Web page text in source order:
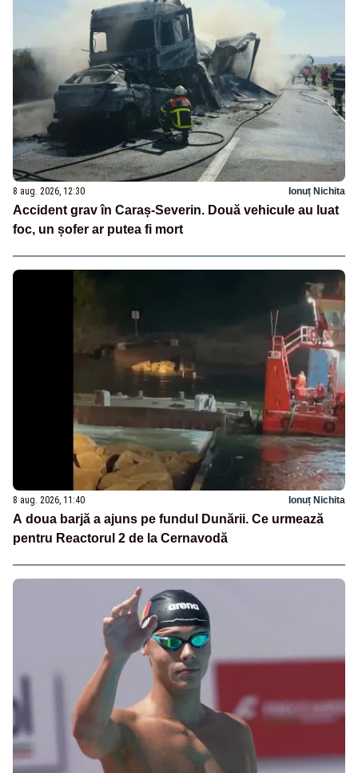
8 aug. 2026, 12:30 Ionuț Nichita
Accident grav în Caraș-Severin. Două vehicule au luat
foc, un șofer ar putea fi mort
8 aug. 2026, 11:40 Ionuț Nichita
A doua barjă a ajuns pe fundul Dunării. Ce urmează
pentru Reactorul 2 de la Cernavodă